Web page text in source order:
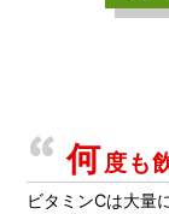
何度も
ビタミンCは大量